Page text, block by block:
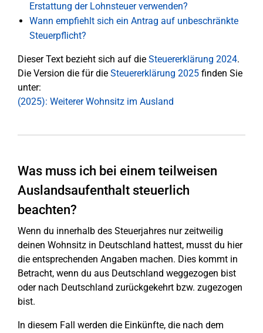
Erstattung der Lohnsteuer verwenden?
Wann empfiehlt sich ein Antrag auf unbeschränkte
Steuerpflicht?
Dieser Text bezieht sich auf die Steuererklärung 2024.
Die Version die für die Steuererklärung 2025 finden Sie
unter:
(2025): Weiterer Wohnsitz im Ausland
Was muss ich bei einem teilweisen
Auslandsaufenthalt steuerlich
beachten?
Wenn du innerhalb des Steuerjahres nur zeitweilig
deinen Wohnsitz in Deutschland hattest, musst du hier
die entsprechenden Angaben machen. Dies kommt in
Betracht, wenn du aus Deutschland weggezogen bist
oder nach Deutschland zurückgekehrt bzw. zugezogen
bist.
In diesem Fall werden die Einkünfte, die nach dem